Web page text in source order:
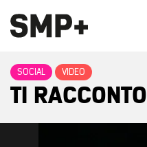
SOCIAL VIDEO
TI RACCONTO